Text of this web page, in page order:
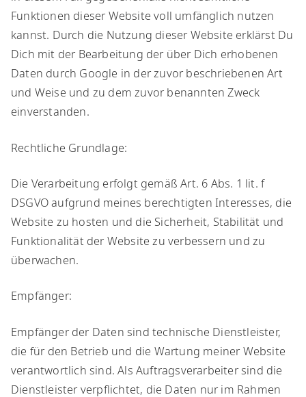
Funktionen dieser Website voll umfänglich nutzen
kannst. Durch die Nutzung dieser Website erklärst Du
Dich mit der Bearbeitung der über Dich erhobenen
Daten durch Google in der zuvor beschriebenen Art
und Weise und zu dem zuvor benannten Zweck
einverstanden.
​Rechtliche Grundlage:
​Die Verarbeitung erfolgt gemäß Art. 6 Abs. 1 lit. f
DSGVO aufgrund meines berechtigten Interesses, die
Website zu hosten und die Sicherheit, Stabilität und
Funktionalität der Website zu verbessern und zu
überwachen.
​Empfänger:
​Empfänger der Daten sind technische Dienstleister,
die für den Betrieb und die Wartung meiner Website
verantwortlich sind. Als Auftragsverarbeiter sind die
Dienstleister verpflichtet, die Daten nur im Rahmen